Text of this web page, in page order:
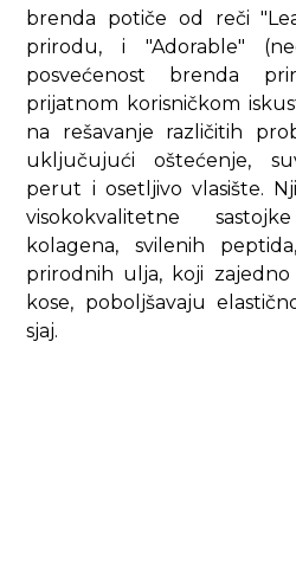
brenda potiče od reči
prirodu, i "Adorable"
posvećenost brenda
prijatnom korisničkom
na rešavanje različitih
uključujući oštećenje,
perut i osetljivo vlasište.
visokokvalitetne
kolagena, svilenih
prirodnih ulja, koji
kose, poboljšavaju
sjaj.